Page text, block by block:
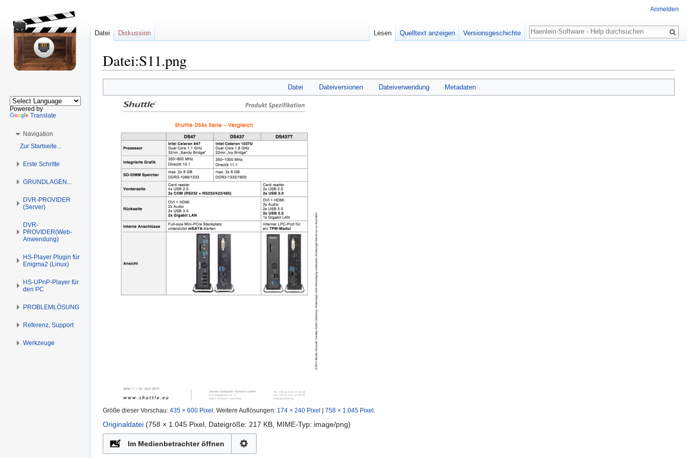
Datei:S11.png
Navigation
springen
Suche
springen
Datei Dateiversionen Dateiverwendung Metadaten
Größe dieser Vorschau: 435 × 600 Pixel Weitere Auflösungen: 174 × 240 Pixel 758 × 1.045 Pixel
Originaldatei (758 × 1.045 Pixel, Dateigröße: 217 KB, MIME-Typ: image/png)
Im Medienbetrachter öffnen
Anmelden
Datei Diskussion Lesen Quelltext anzeigen Versionsgeschichte
Suche
Powered by
Translate
Navigation
Zur Startseite...
Erste Schritte
GRUNDLAGEN...
DVR-PROVIDER
(Server)
DVR-
PROVIDER(Web-
Anwendung)
HS-Player Plugin für
Enigma2 (Linux)
HS-UPnP-Player für
den PC
PROBLEMLÖSUNG
Referenz, Support
Werkzeuge